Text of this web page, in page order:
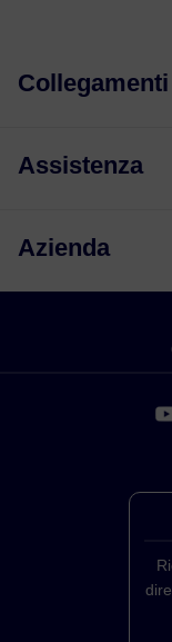
Assistenza
Azienda